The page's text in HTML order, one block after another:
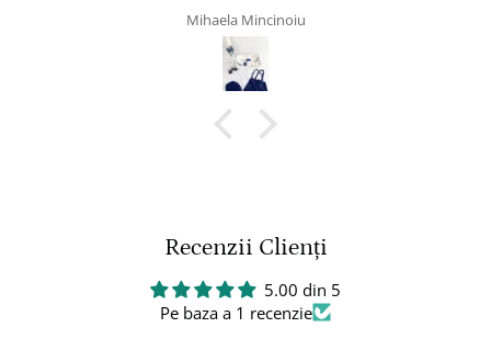
Recenzii Clienți
5.00 din 5
Pe baza a 1 recenzie